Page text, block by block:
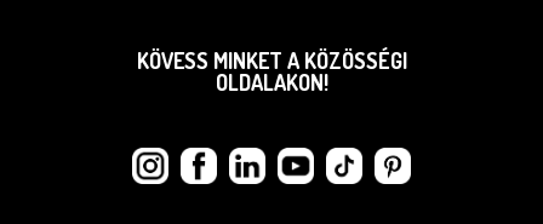
KÖVESS MINKET A KÖZÖSSÉGI
OLDALAKON!